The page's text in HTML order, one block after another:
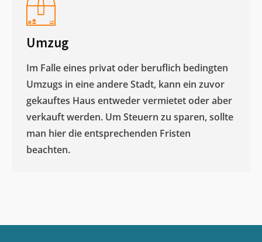
Umzug
Im Falle eines privat oder beruflich bedingten
Umzugs in eine andere Stadt, kann ein zuvor
gekauftes Haus entweder vermietet oder aber
verkauft werden. Um Steuern zu sparen, sollte
man hier die entsprechenden Fristen
beachten.